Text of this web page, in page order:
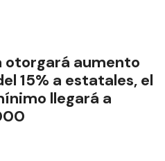
otorgará aumento
15% a estatales, el
llegará a